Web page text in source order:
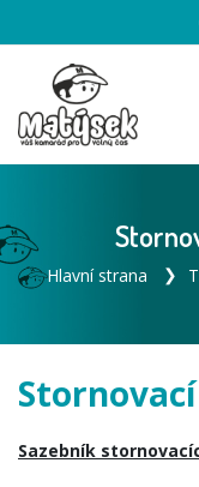
Hlavní strana
Sazebník